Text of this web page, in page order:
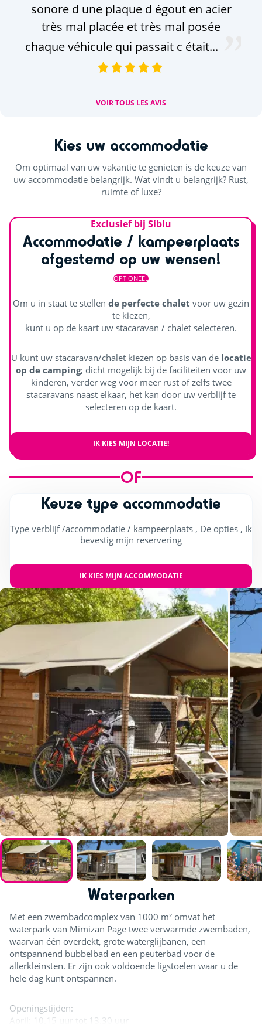
sonore d une plaque d égout en acier
très mal placée et très mal posée
chaque véhicule qui passait c était...
VOIR TOUS LES AVIS
Kies uw accommodatie
Om optimaal van uw vakantie te genieten is de keuze van
uw accommodatie belangrijk. Wat vindt u belangrijk? Rust,
ruimte of luxe?
Exclusief bij Siblu
Accommodatie / kampeerplaats
afgestemd op uw wensen!
OPTIONEEL
Om u in staat te stellen de perfecte chalet voor uw gezin
te kiezen,
kunt u op de kaart uw stacaravan / chalet selecteren.
U kunt uw stacaravan/chalet kiezen op basis van delocatie
op de camping; dicht mogelijk bij de faciliteiten voor uw
kinderen, verder weg voor meer rust of zelfs twee
stacaravans naast elkaar, het kan door uw verblijf te
selecteren op de kaart.
IK KIES MIJN LOCATIE!
OF
Keuze type accommodatie
Type verblijf /accommodatie / kampeerplaats , De opties , Ik
bevestig mijn reservering
IK KIES MIJN ACCOMMODATIE
Waterparken
Met een zwembadcomplex van 1000 m² omvat het
waterpark van Mimizan Page twee verwarmde zwembaden,
waarvan één overdekt, grote waterglijbanen, een
ontspannend bubbelbad en een peuterbad voor de
allerkleinsten. Er zijn ook voldoende ligstoelen waar u de
hele dag kunt ontspannen.
Openingstijden:
April: 10.15 uur tot 13.30 uur